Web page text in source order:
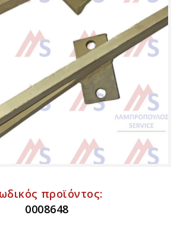
προϊόντος:
0008648